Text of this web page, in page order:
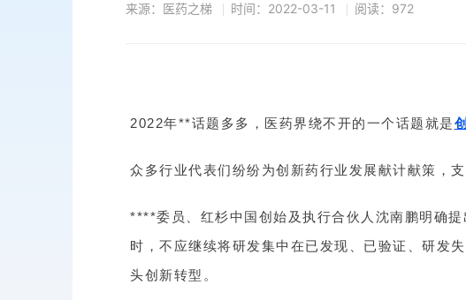
来源：医药之梯 时间：2022-03-11 阅读：972
2022年**话题多多，医药界绕不开的一个话题就是
众多行业代表们纷纷为创新药行业发展献计献策，
****委员、红杉中国创始及执行合伙人沈南鹏明确
时，不应继续将研发集中在已发现、已验证、研发
头创新转型。